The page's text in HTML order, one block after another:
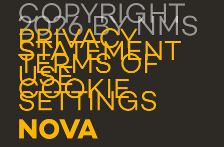
COPYRIGHT
2026 BY NMS
PRIVACY
STATEMENT
TERMS OF
USE
COOKIE
SETTINGS
NOVA